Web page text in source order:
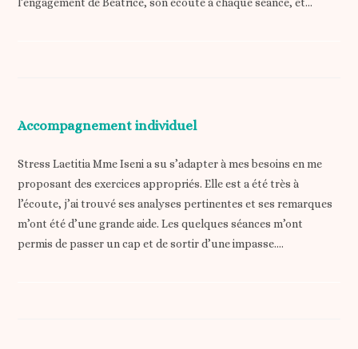
Accompagnement individuel
Stress Laetitia Mme Iseni a su s’adapter à mes besoins en me
proposant des exercices appropriés. Elle est a été très à
l’écoute, j’ai trouvé ses analyses pertinentes et ses remarques
m’ont été d’une grande aide. Les quelques séances m’ont
permis de passer un cap et de sortir d’une impasse.…